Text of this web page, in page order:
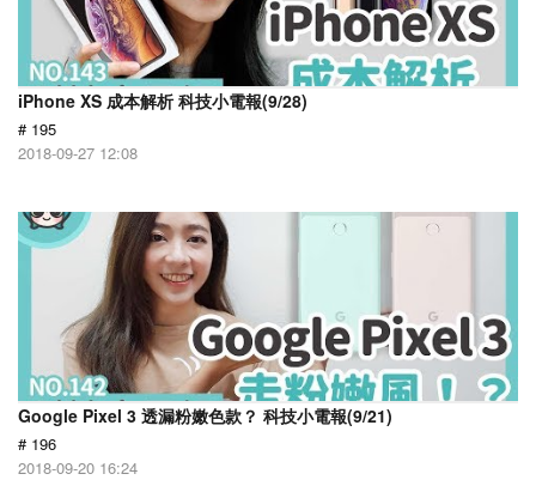
iPhone XS 成本解析 科技小電報(9/28)
# 195
2018-09-27 12:08
Google Pixel 3 透漏粉嫩色款？ 科技小電報(9/21)
# 196
2018-09-20 16:24